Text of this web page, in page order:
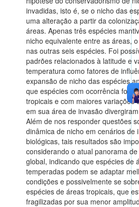
invadidas, isto é, se o nicho das
uma alteração a partir da
áreas. Apenas três espécies
nicho equivalente entre as áreas,
nas outras seis espécies. Foi
padrões relacionados à latitude e
temperatura como fatores de
expansão de nicho das espécies
que espécies com ocorrência fora
tropicais e com maiores variações
em sua área de invasão
Além de nos responder questões
dinâmica de nicho em cenários de
biológicas, tais resultados são
considerando o atual panorama
global, indicando que espécies de
temperadas podem se adaptar
condições e possivelmente se
espécies de áreas tropicais, que
fragilizadas por sua menor